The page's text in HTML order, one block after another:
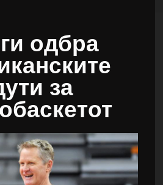
одбра
за